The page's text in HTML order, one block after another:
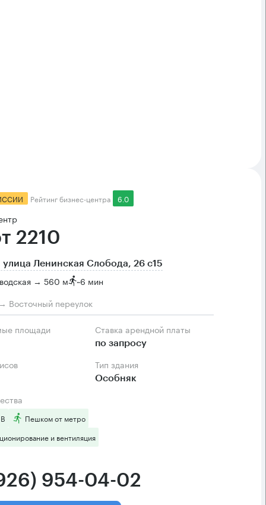
Рейтинг бизнес-центра 6.0
2210
улица Ленинская Слобода, 26 с15
→ 560 м ~6 мин
Восточный переулок
площади Ставка арендной платы
по запросу
Тип здания
Особняк
Пешком от метро
и вентиляция
954-04-02